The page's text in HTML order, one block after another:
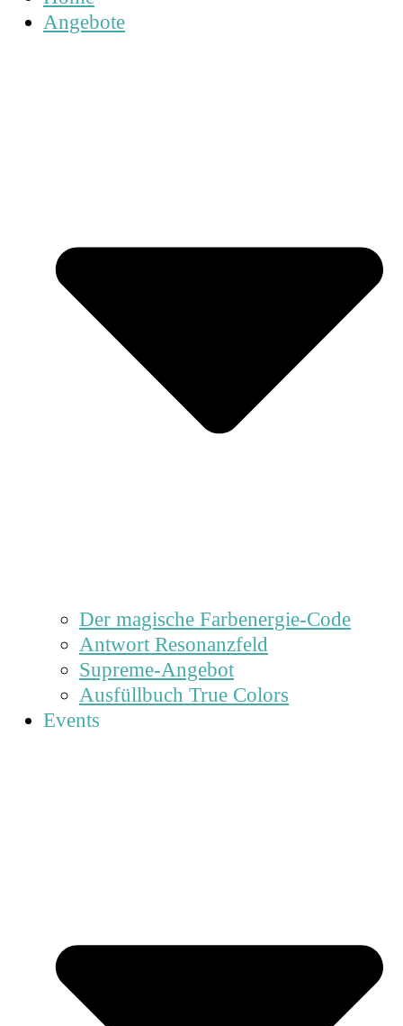
Angebote
Der magische Farbenergie-Code
Antwort Resonanzfeld
Supreme-Angebot
Ausfüllbuch True Colors
Events